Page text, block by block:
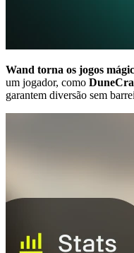
Wand torna os jogos
um jogador, como
garantem diversão sem